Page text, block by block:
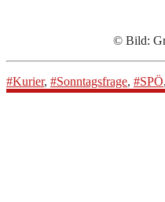
© Bild:
#Kurier, #Sonntagsfrage, #SPÖ,